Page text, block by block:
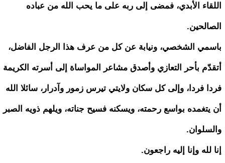
اللقاء الأبدي، فمضى إلى ربه على ما يحب الله من عباده
الصالحين.
باسمي الشخصي، ونيابة عن كل من عرف هذا الرجل الفاضل،
أتقدّم بأحر التعازي وأصدق مشاعر المواساة إلى أسرته الكريمة
فردا فردا، وإلى كل سكان ولايتي تيرس زمور وآدرار، سائلا الله
أن يتغمده بواسع رحمته، ويسكنه فسيح جناته، ويلهم ذويه الصبر
والسلوان.
إنا لله وإنا إليه راجعون.